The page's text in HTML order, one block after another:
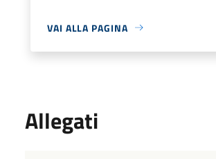
VAI ALLA PAGINA
Allegati